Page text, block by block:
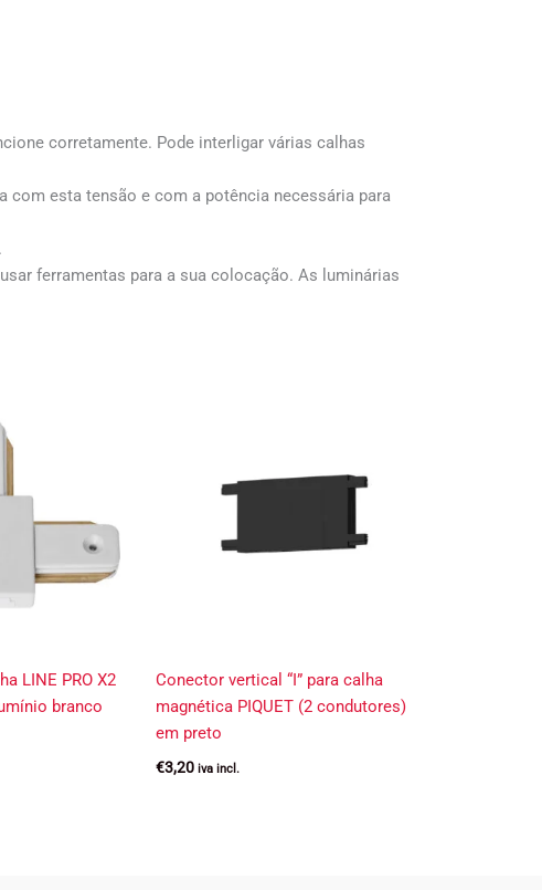
corretamente. Pode interligar várias calhas
com esta tensão e com a potência necessária para
ferramentas para a sua colocação. As luminárias
LINE PRO X2
branco
Conector vertical “I” para calha
magnética PIQUET (2 condutores)
em preto
€3,20 iva incl.